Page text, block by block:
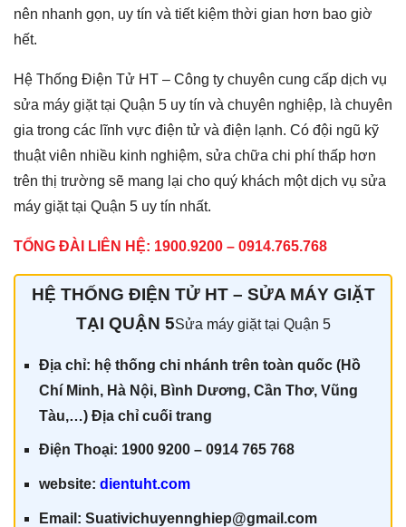
nên nhanh gọn, uy tín và tiết kiệm thời gian hơn bao giờ
hết.
Hệ Thống Điện Tử HT – Công ty chuyên cung cấp dịch vụ
sửa máy giặt tại Quận 5 uy tín và chuyên nghiệp, là chuyên
gia trong các lĩnh vực điện tử và điện lạnh. Có đội ngũ kỹ
thuật viên nhiều kinh nghiệm, sửa chữa chi phí thấp hơn
trên thị trường sẽ mang lại cho quý khách một dịch vụ sửa
máy giặt tại Quận 5 uy tín nhất.
TỔNG ĐÀI LIÊN HỆ: 1900.9200 – 0914.765.768
HỆ THỐNG ĐIỆN TỬ HT – SỬA MÁY GIẶT
TẠI QUẬN 5Sửa máy giặt tại Quận 5
Địa chỉ: hệ thống chi nhánh trên toàn quốc (Hồ
Chí Minh, Hà Nội, Bình Dương, Cần Thơ, Vũng
Tàu,…) Địa chỉ cuối trang
Điện Thoại: 1900 9200 – 0914 765 768
website: dientuht.com
Email: Suativichuyennghiep@gmail.com